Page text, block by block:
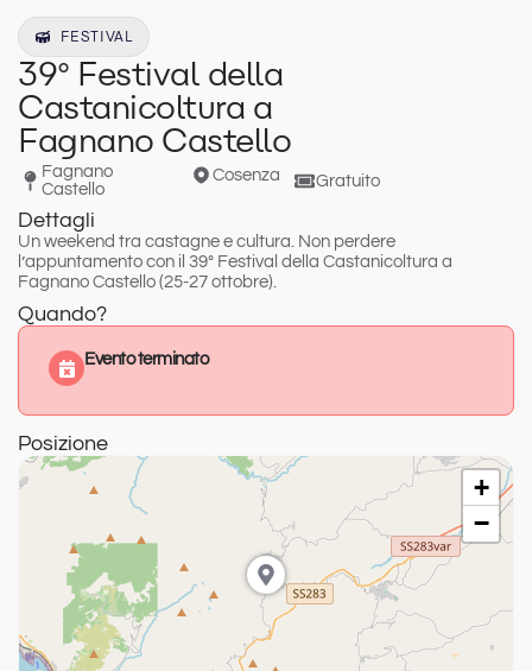
FESTIVAL
39° Festival della
Castanicoltura a
Fagnano Castello
Fagnano
Castello
Cosenza Gratuito
Dettagli
Un weekend tra castagne e cultura. Non perdere
l’appuntamento con il 39° Festival della Castanicoltura a
Fagnano Castello (25-27 ottobre).
Quando?
Evento terminato
Posizione
+
−